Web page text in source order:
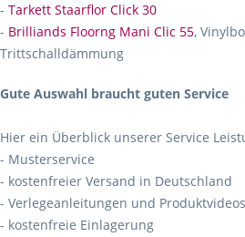
- Tarkett Staarflor Click 30
- Brilliands Floorng Mani Clic 55,
Trittschalldämmung
Gute Auswahl braucht guten Service
Hier ein Überblick unserer Service
- Musterservice
- kostenfreier Versand in Deutschland
- Verlegeanleitungen und Produktvideos
- kostenfreie Einlagerung